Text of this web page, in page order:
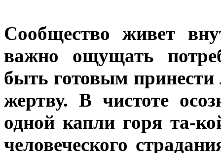
Сообщество живет
важно ощущать
быть готовым
жертву. В чистоте
одной капли горя та-
человеческого